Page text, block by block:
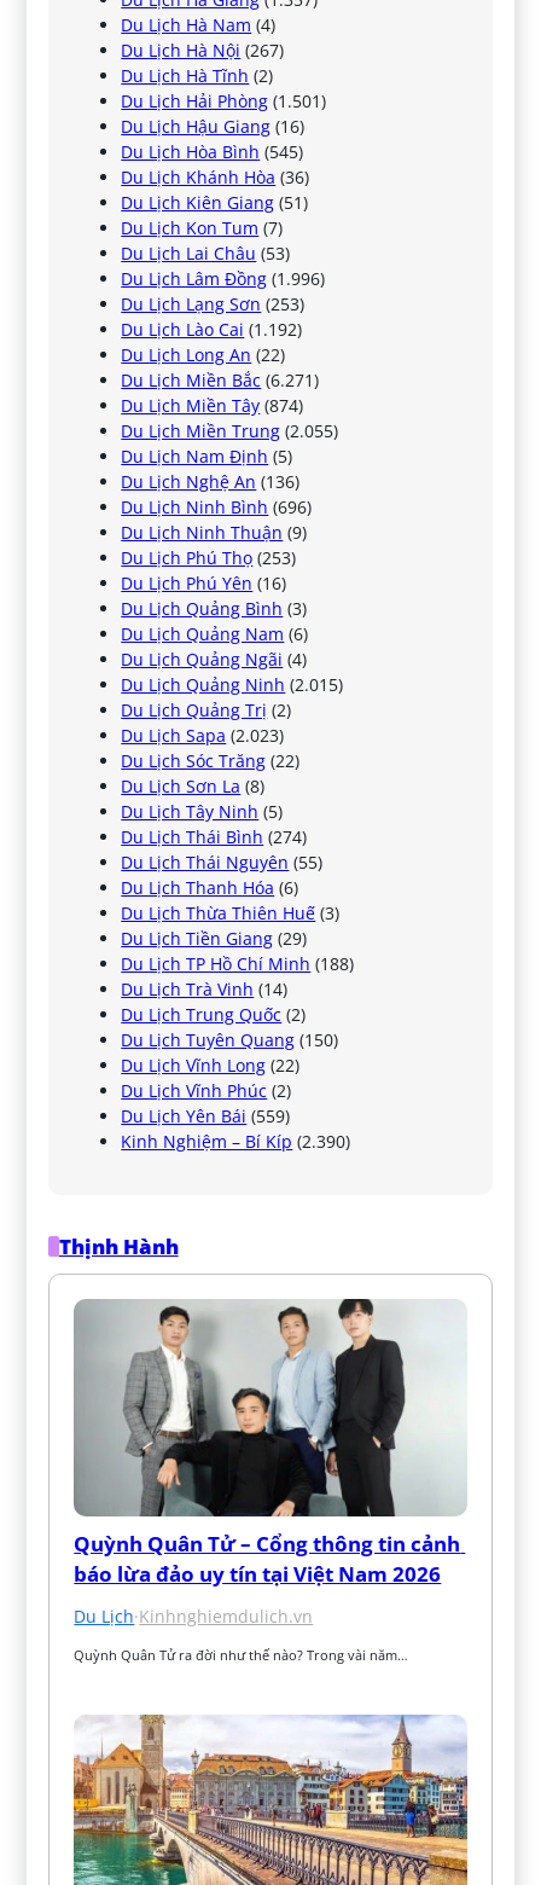
Du Lịch Hà Nam (4)
Du Lịch Hà Nội (267)
Du Lịch Hà Tĩnh (2)
Du Lịch Hải Phòng (1.501)
Du Lịch Hậu Giang (16)
Du Lịch Hòa Bình (545)
Du Lịch Khánh Hòa (36)
Du Lịch Kiên Giang (51)
Du Lịch Kon Tum (7)
Du Lịch Lai Châu (53)
Du Lịch Lâm Đồng (1.996)
Du Lịch Lạng Sơn (253)
Du Lịch Lào Cai (1.192)
Du Lịch Long An (22)
Du Lịch Miền Bắc (6.271)
Du Lịch Miền Tây (874)
Du Lịch Miền Trung (2.055)
Du Lịch Nam Định (5)
Du Lịch Nghệ An (136)
Du Lịch Ninh Bình (696)
Du Lịch Ninh Thuận (9)
Du Lịch Phú Thọ (253)
Du Lịch Phú Yên (16)
Du Lịch Quảng Bình (3)
Du Lịch Quảng Nam (6)
Du Lịch Quảng Ngãi (4)
Du Lịch Quảng Ninh (2.015)
Du Lịch Quảng Trị (2)
Du Lịch Sapa (2.023)
Du Lịch Sóc Trăng (22)
Du Lịch Sơn La (8)
Du Lịch Tây Ninh (5)
Du Lịch Thái Bình (274)
Du Lịch Thái Nguyên (55)
Du Lịch Thanh Hóa (6)
Du Lịch Thừa Thiên Huế (3)
Du Lịch Tiền Giang (29)
Du Lịch TP Hồ Chí Minh (188)
Du Lịch Trà Vinh (14)
Du Lịch Trung Quốc (2)
Du Lịch Tuyên Quang (150)
Du Lịch Vĩnh Long (22)
Du Lịch Vĩnh Phúc (2)
Du Lịch Yên Bái (559)
Kinh Nghiệm – Bí Kíp (2.390)
Thịnh Hành
Quỳnh Quân Tử – Cổng thông tin cảnh
báo lừa đảo uy tín tại Việt Nam 2026
Du Lịch·Kinhnghiemdulich.vn
Quỳnh Quân Tử ra đời như thế nào? Trong vài năm…